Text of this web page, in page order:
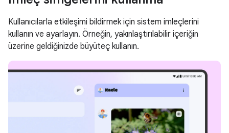
Kullanıcılarla etkileşimi bildirmek için sistem imleçlerini
kullanın ve ayarlayın. Örneğin, yakınlaştırılabilir içeriğin
üzerine geldiğinizde büyüteç kullanın.